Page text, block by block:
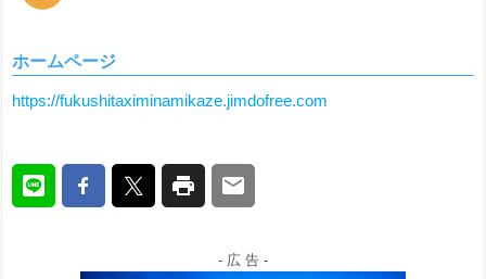
ホームページ
https://fukushitaximinamikaze.jimdofree.com
- 広 告 -